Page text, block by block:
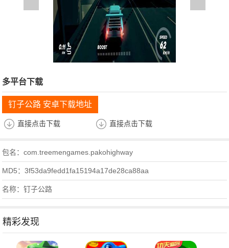
多平台下载
钉子公路 安卓下载地址
直接点击下载 直接点击下载
包名：com.treemengames.pakohighway
MD5：3f53da9fedd1fa15194a17de28ca88aa
名称：钉子公路
精彩发现